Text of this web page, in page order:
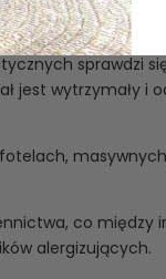
sprawdzi
jest wytrzymały i
co między
alergizujących.